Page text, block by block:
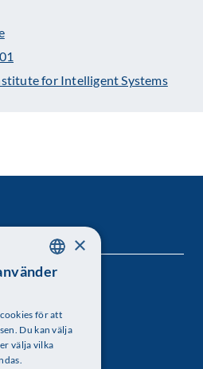
for Intelligent Systems
4A
SWEDISH
×
för att
Du kan välja
välja vilka